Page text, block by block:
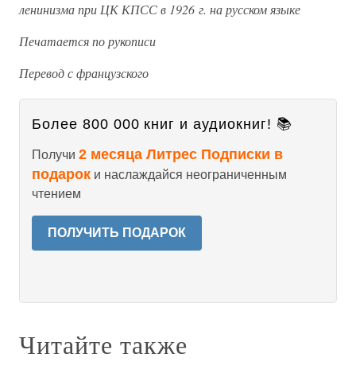
ленинизма при ЦК КПСС в 1926 г. на русском языке
Печатается по рукописи
Перевод с французского
Более 800 000 книг и аудиокниг! 📚
Получи 2 месяца Литрес Подписки в
подарок и наслаждайся неограниченным
чтением
ПОЛУЧИТЬ ПОДАРОК
Читайте также